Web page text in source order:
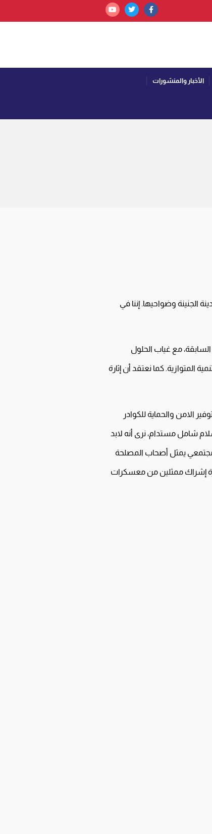
الأخبار والمنشورات
الجنينة وضواحيها. إننا في
مع غياب الحلول
المتوازية. كما نعتقد أن إثارة
الامن والحماية للكوادر
شامل مستدام، نرى أنه لابد
مجتمعي يمثل أصحاب المصلحة
إشراك ممثلين من معسكرات